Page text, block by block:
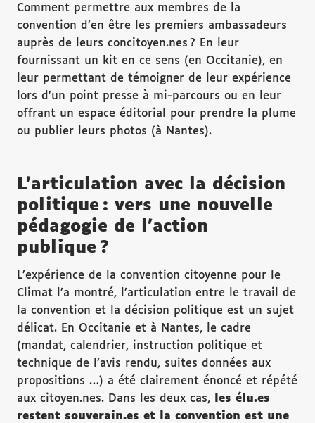
Comment permettre aux membres de la
convention d’en être les premiers ambassadeurs
auprès de leurs concitoyen.nes ? En leur
fournissant un kit en ce sens (en Occitanie), en
leur permettant de témoigner de leur expérience
lors d’un point presse à mi-parcours ou en leur
offrant un espace éditorial pour prendre la plume
ou publier leurs photos (à Nantes).
L’articulation avec la décision
politique : vers une nouvelle
pédagogie de l’action
publique ?
L’expérience de la convention citoyenne pour le
Climat l’a montré, l’articulation entre le travail de
la convention et la décision politique est un sujet
délicat. En Occitanie et à Nantes, le cadre
(mandat, calendrier, instruction politique et
technique de l’avis rendu, suites données aux
propositions …) a été clairement énoncé et répété
aux citoyen.nes. Dans les deux cas,
les élu.es
restent souverain.es et la convention est une